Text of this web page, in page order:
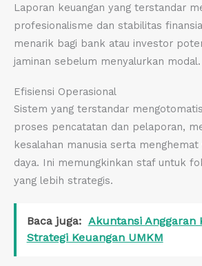
Laporan keuangan yang terstandar
profesionalisme dan stabilitas
menarik bagi bank atau investor
jaminan sebelum menyalurkan modal.
Efisiensi Operasional
Sistem yang terstandar
proses pencatatan dan pelaporan,
kesalahan manusia serta
daya. Ini memungkinkan staf untuk
yang lebih strategis.
Baca juga: Akuntansi Anggaran
Strategi Keuangan UMKM